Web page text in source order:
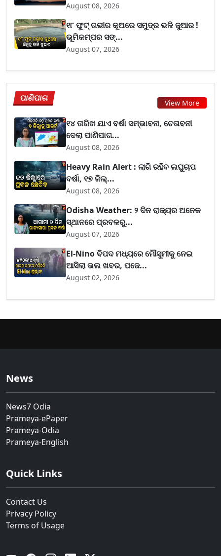
August 08, 2026
୧୮ ଫୁଟ୍ ଗଭୀର କୂଅରେ ସମୁଦ୍ର ଭଳି ଜୁଆର !
ଭୂମିକମ୍ପର ସଙ୍...
August 07, 2026
ପାଣିପାଗ View More
୧୪ ତାରିଖ ଯାଏ ବର୍ଷା ସମ୍ଭାବନା, ଚେତାବନୀ
ଦେଲା ପାଣିପାଗ...
August 08, 2026
Heavy Rain Alert : ଲାଗି ରହିବ ଲଘୁଚାପ
ବର୍ଷା, ୧୭ ଜିଲ୍...
August 08, 2026
Odisha Weather: ୨ ଦିନ ରାଜ୍ୟର ଅନେକ
ସ୍ଥାନରେ ପ୍ରବଳରୁ...
August 07, 2026
El-Nino ବିପଦ ମଧ୍ୟରେ ମୌସୁମୀକୁ ନେଇ
ଆସିଲା ଭଲ ଖବର, ପଜେ...
August 02, 2026
News
News7 Odia
Prameya-ePaper
Prameya-Odia
Prameya-English
Quick Links
Contact Us
Privacy Policy
Terms of Usage
YouTube Facebook Instagram Linkedin